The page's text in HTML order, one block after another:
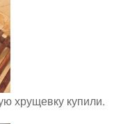
хрущевку купили.